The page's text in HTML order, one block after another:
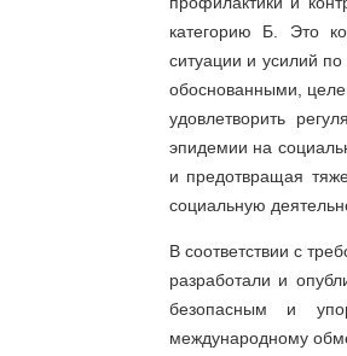
категорию Б. Это
ситуации и усилий
обоснованными,
удовлетворить
эпидемии на
и предотвращая
социальную
В соответствии с
разработали и
безопасным и
международному